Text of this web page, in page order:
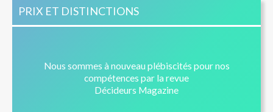
Refus du permis de construire : comment vous
défendre face à l'administration ?
PRIX ET DISTINCTIONS
Nous sommes à nouveau plébiscités pour nos
compétences par la revue
Décideurs Magazine